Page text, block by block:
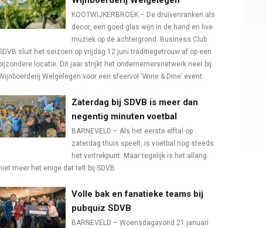
KOOTWIJKERBROEK – De druivenranken als
decor, een goed glas wijn in de hand en live
muziek op de achtergrond. Business Club
sluit het seizoen op vrijdag 12 juni traditiegetrouw af op een
bijzondere locatie. Dit jaar strijkt het ondernemersnetwerk neer bij
Welgelegen voor een sfeervol ‘Wine & Dine’ event.
Zaterdag bij SDVB is meer dan
negentig minuten voetbal
BARNEVELD – Als het eerste elftal op
zaterdag thuis speelt, is voetbal nog steeds
het vertrekpunt. Maar tegelijk is het allang
meer het enige dat telt bij SDVB.
Volle bak en fanatieke teams bij
pubquiz SDVB
BARNEVELD – Woensdagavond 21 januari